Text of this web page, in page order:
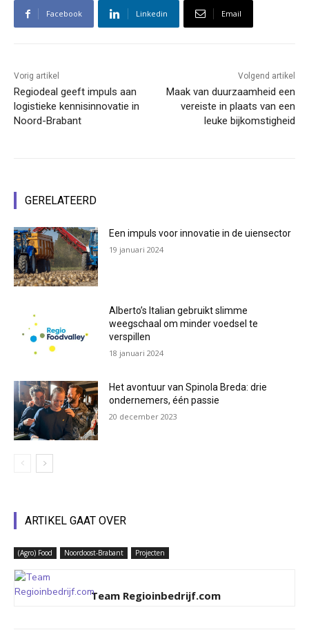
Facebook Linkedin Email
Vorig artikel
Regiodeal geeft impuls aan
logistieke kennisinnovatie in
Noord-Brabant
Volgend artikel
Maak van duurzaamheid een
vereiste in plaats van een
leuke bijkomstigheid
GERELATEERD
Een impuls voor innovatie in de uiensector
19 januari 2024
Alberto’s Italian gebruikt slimme
weegschaal om minder voedsel te
verspillen
18 januari 2024
Het avontuur van Spinola Breda: drie
ondernemers, één passie
20 december 2023
ARTIKEL GAAT OVER
(Agro) Food Noordoost-Brabant Projecten
Team Regioinbedrijf.com